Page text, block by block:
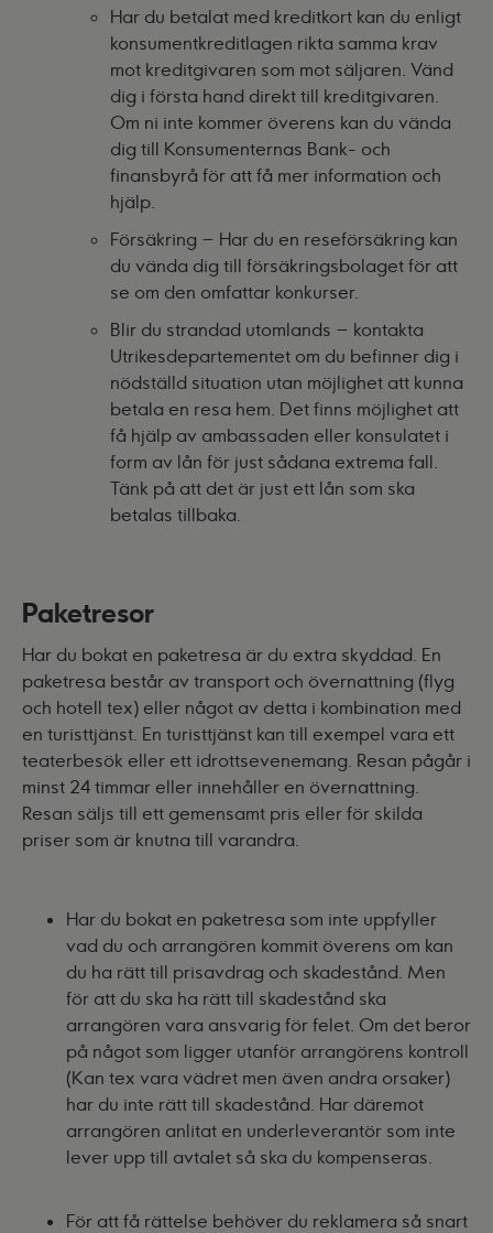
Har du betalat med kreditkort kan du enligt
konsumentkreditlagen rikta samma krav
mot kreditgivaren som mot säljaren. Vänd
dig i första hand direkt till kreditgivaren.
Om ni inte kommer överens kan du vända
dig till Konsumenternas Bank- och
finansbyrå för att få mer information och
hjälp.
Försäkring – Har du en reseförsäkring kan
du vända dig till försäkringsbolaget för att
se om den omfattar konkurser.
Blir du strandad utomlands – kontakta
Utrikesdepartementet om du befinner dig i
nödställd situation utan möjlighet att kunna
betala en resa hem. Det finns möjlighet att
få hjälp av ambassaden eller konsulatet i
form av lån för just sådana extrema fall.
Tänk på att det är just ett lån som ska
betalas tillbaka.
Paketresor
Har du bokat en paketresa är du extra skyddad. En
paketresa består av transport och övernattning (flyg
och hotell tex) eller något av detta i kombination med
en turisttjänst. En turisttjänst kan till exempel vara ett
teaterbesök eller ett idrottsevenemang. Resan pågår i
minst 24 timmar eller innehåller en övernattning.
Resan säljs till ett gemensamt pris eller för skilda
priser som är knutna till varandra.
Har du bokat en paketresa som inte uppfyller
vad du och arrangören kommit överens om kan
du ha rätt till prisavdrag och skadestånd. Men
för att du ska ha rätt till skadestånd ska
arrangören vara ansvarig för felet. Om det beror
på något som ligger utanför arrangörens kontroll
(Kan tex vara vädret men även andra orsaker)
har du inte rätt till skadestånd. Har däremot
arrangören anlitat en underleverantör som inte
lever upp till avtalet så ska du kompenseras.
För att få rättelse behöver du reklamera så snart